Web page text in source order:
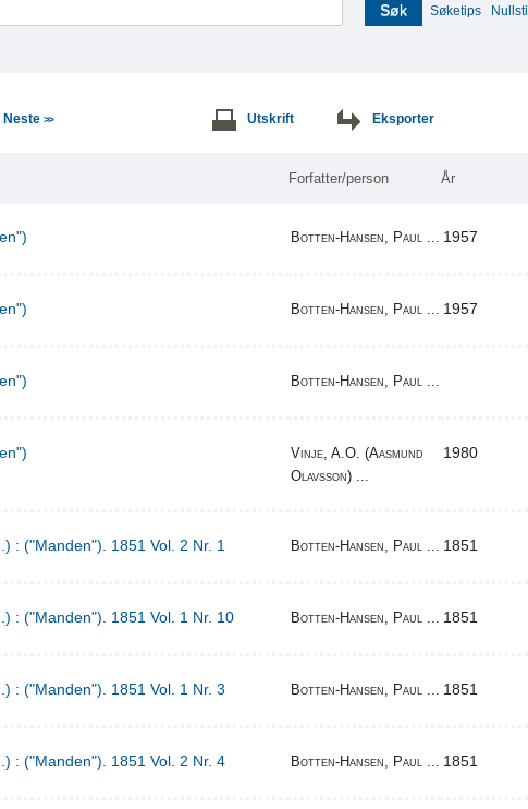
Søk Søketips Nullstill
Neste>> Utskrift Eksporter
Forfatter/person År
Botten-Hansen, Paul ... 1957
Botten-Hansen, Paul ... 1957
Botten-Hansen, Paul ...
Vinje, A.O. (Aasmund
Olavsson) ...
1980
: ("Manden"). 1851 Vol. 2 Nr. 1 Botten-Hansen, Paul ... 1851
: ("Manden"). 1851 Vol. 1 Nr. 10 Botten-Hansen, Paul ... 1851
: ("Manden"). 1851 Vol. 1 Nr. 3 Botten-Hansen, Paul ... 1851
: ("Manden"). 1851 Vol. 2 Nr. 4 Botten-Hansen, Paul ... 1851